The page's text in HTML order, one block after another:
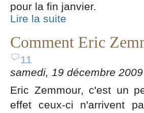
pour la fin janvier.
Lire la suite
Comment Eric
11
samedi, 19 décembre 2009
Eric Zemmour, c'est un
effet ceux-ci n'arrivent